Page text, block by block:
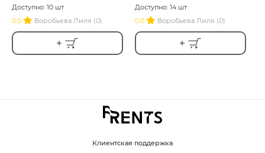
Доступно: 10 шт
0.0
Воробьева Лиля (0)
Доступно: 14 шт
0.0
Воробьева Лиля (0)
Клиентская поддержка